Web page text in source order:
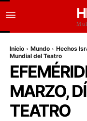
Inicio Mundo Hechos
Mundial del Teatro
MARZO,
TEATRO